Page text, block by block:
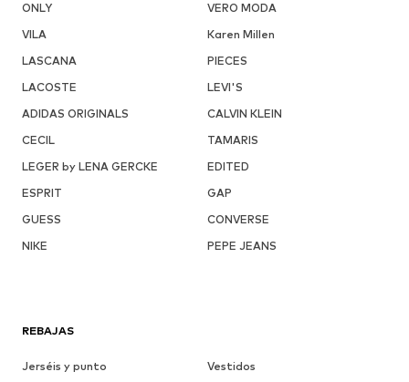
ONLY
VERO MODA
VILA
Karen Millen
LASCANA
PIECES
LACOSTE
LEVI'S
ADIDAS ORIGINALS
CALVIN KLEIN
CECIL
TAMARIS
LEGER by LENA GERCKE
EDITED
ESPRIT
GAP
GUESS
CONVERSE
NIKE
PEPE JEANS
REBAJAS
Jerséis y punto
Vestidos